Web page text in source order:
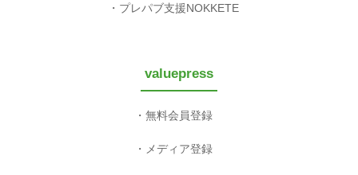
プレパブ支援NOKKETE
valuepress
無料会員登録
メディア登録